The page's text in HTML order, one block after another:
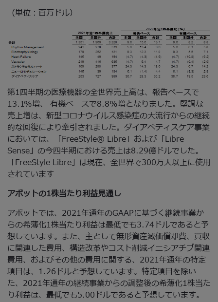
（単位：百万ドル）
第1四半期の医療機器の全世界売上高は、報告ベースで
13.1%増、 有機ベースで8.8%増となりました。堅調な
売上増は、新型コロナウイルス感染症の大流行からの継続
的な回復により牽引されました。ダイアベティスケア事業
においては、「FreeStyle® Libre」および「Libre
Sense」の今四半期における売上は8.29億ドルでした。
「FreeStyle Libre」は現在、全世界で300万人以上に使用
されています
アボットの1株当たり利益見通し
アボットでは、2021年通年のGAAPに基づく継続事業か
らの希薄化1株当たり利益は最低でも3.74ドルであると予
想しています。また、主として無形資産減価償却費、買収
に関連した費用、構造改革やコスト削減イニシアチブ関連
費用、およびその他の費用に関する、2021年通年の特定
項目は、1.26ドルと予想しています。特定項目を除い
た、2021年通年の継続事業からの調整後の希薄化1株当た
り利益は、最低でも5.00ドルであると予想しています。